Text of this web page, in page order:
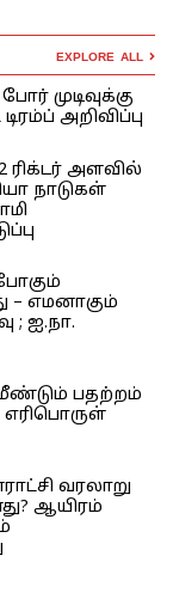
EXPLORE ALL
முடிவுக்கு
அறிவிப்பு
ரிக்டர் அளவில்
நாடுகள்
– எமனாகும்
; ஐ.நா.
மீண்டும் பதற்றம்
வரலாறு
ஆயிரம்